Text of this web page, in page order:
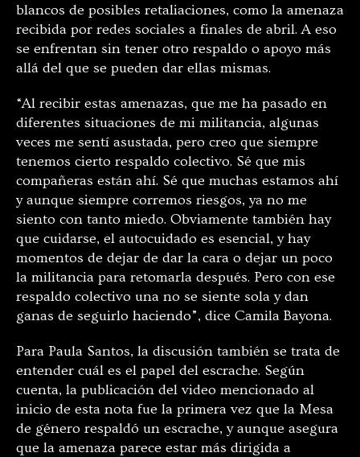
blancos de posibles retaliaciones, como la amenaza
recibida por redes sociales a finales de abril. A eso
se enfrentan sin tener otro respaldo o apoyo más
allá del que se pueden dar ellas mismas.
“Al recibir estas amenazas, que me ha pasado en
diferentes situaciones de mi militancia, algunas
veces me sentí asustada, pero creo que siempre
tenemos cierto respaldo colectivo. Sé que mis
compañeras están ahí. Sé que muchas estamos ahí
y aunque siempre corremos riesgos, ya no me
siento con tanto miedo. Obviamente también hay
que cuidarse, el autocuidado es esencial, y hay
momentos de dejar de dar la cara o dejar un poco
la militancia para retomarla después. Pero con ese
respaldo colectivo una no se siente sola y dan
ganas de seguirlo haciendo”, dice Camila Bayona.
Para Paula Santos, la discusión también se trata de
entender cuál es el papel del escrache. Según
cuenta, la publicación del video mencionado al
inicio de esta nota fue la primera vez que la Mesa
de género respaldó un escrache, y aunque asegura
que la amenaza parece estar más dirigida a